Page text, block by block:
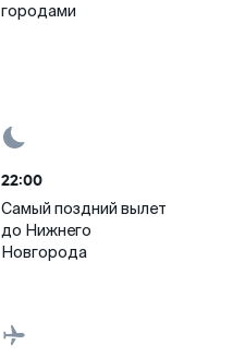
городами
22:00
Самый поздний вылет
до Нижнего
Новгорода